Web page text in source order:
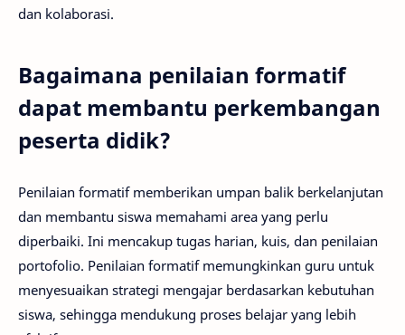
dan kolaborasi.
Bagaimana penilaian formatif
dapat membantu perkembangan
peserta didik?
Penilaian formatif memberikan umpan balik berkelanjutan
dan membantu siswa memahami area yang perlu
diperbaiki. Ini mencakup tugas harian, kuis, dan penilaian
portofolio. Penilaian formatif memungkinkan guru untuk
menyesuaikan strategi mengajar berdasarkan kebutuhan
siswa, sehingga mendukung proses belajar yang lebih